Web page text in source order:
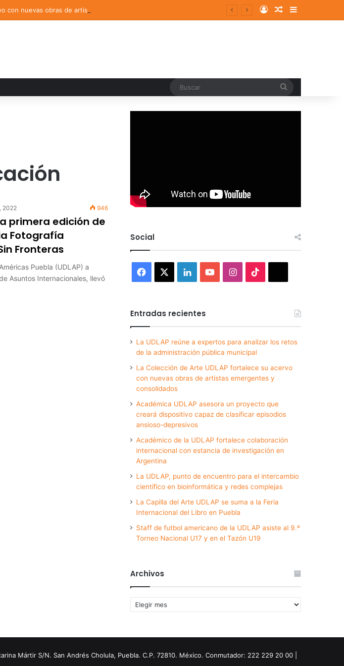
con nuevas obras de artistas emergentes y consolidados Log InRandom Article
Sidebar
2022 946
primera edición de
Fotografía
Fronteras
Puebla (UDLAP) a
Asuntos Internacionales, llevó
Social
Facebook LinkedInYouTubeInstagram
Entradas recientes
La UDLAP reúne a expertos para analizar los retos
de la administración pública municipal
La Colección de Arte UDLAP fortalece su acervo
con nuevas obras de artistas emergentes y
consolidados
Académica UDLAP asesora un proyecto que
creará dispositivo capaz de clasificar episodios
ansioso-depresivos
Académico de la UDLAP fortalece colaboración
internacional con estancia de investigación en
Argentina
La UDLAP, punto de encuentro para el intercambio
científico en bioinformática y redes complejas
La Capilla del Arte UDLAP se suma a la Feria
Internacional del Libro en Puebla
Staff de futbol americano de la UDLAP asiste al 9.º
Torneo Nacional U17 y en el Tazón U19
Archivos
Archivos
Mártir S/N. San Andrés Cholula, Puebla. C.P. 72810. México. Conmutador: 222 229 20 00 |